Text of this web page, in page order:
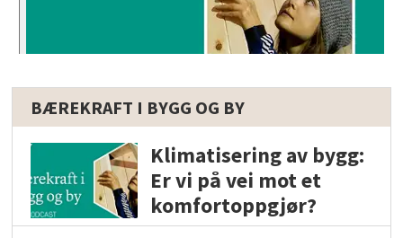
BÆREKRAFT I BYGG OG BY
Klimatisering av bygg:
Er vi på vei mot et
komfortoppgjør?